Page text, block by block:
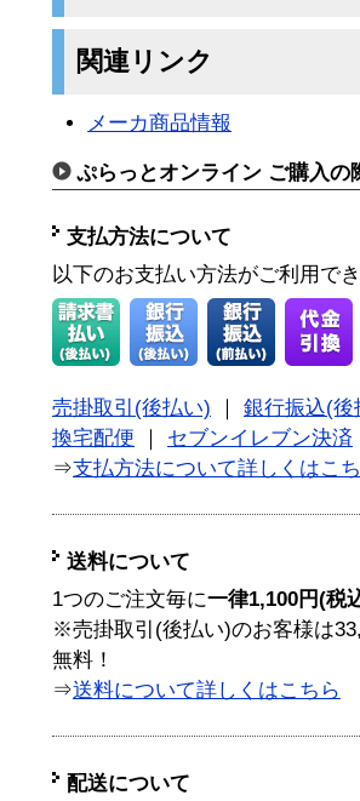
関連リンク
メーカ商品情報
ぷらっとオンライン ご購入の
支払方法について
以下のお支払い方法がご利用で
売掛取引(後払い)
銀行振込(後
換宅配便
セブンイレブン決済
⇒支払方法について詳しくはこ
送料について
1つのご注文毎に一律1,100円(税
※売掛取引(後払い)のお客様は
無料！
⇒送料について詳しくはこちら
配送について